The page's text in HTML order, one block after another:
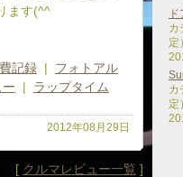
ます(^^ゞ
記録| フォトアル
| ラップタイム
2012年08月29日
[ クルマレビュー一覧 ]
カ
定）
カ
定）